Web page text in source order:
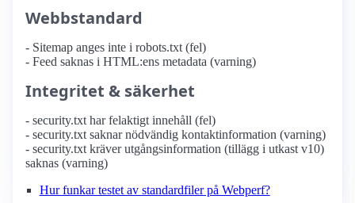
Webbstandard
- Sitemap anges inte i robots.txt (fel)
- Feed saknas i HTML:ens metadata (varning)
Integritet & säkerhet
- security.txt har felaktigt innehåll (fel)
- security.txt saknar nödvändig kontaktinformation (varning)
- security.txt kräver utgångsinformation (tillägg i utkast v10)
saknas (varning)
Hur funkar testet av standardfiler på Webperf?